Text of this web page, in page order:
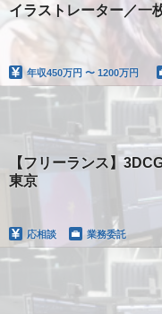
イラストレーター／一
年収450万円 〜 1200万円
【フリーランス】
東京
応相談 業務委託